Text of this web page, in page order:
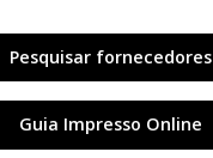
Pesquisar fornecedores
Guia Impresso Online